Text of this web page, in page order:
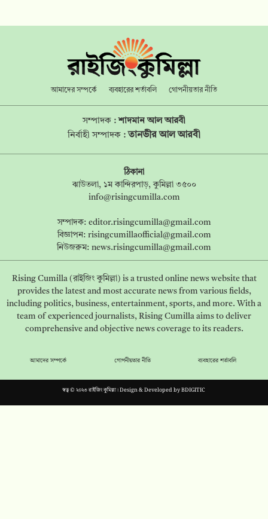
আমাদের সম্পর্কে ব্যবহারের শর্তাবলি গোপনীয়তার নীতি
সম্পাদক :শাদমান আল আরবী
নির্বাহী সম্পাদক :তানভীর আল আরবী
ঠিকানা
ঝাউতলা, ১ম কান্দিরপাড়, কুমিল্লা ৩৫০০
info@risingcumilla.com
সম্পাদক: editor.risingcumilla@gmail.com
বিজ্ঞাপন: risingcumillaofficial@gmail.com
নিউজরুম: news.risingcumilla@gmail.com
Rising Cumilla (রাইজিং কুমিল্লা) is a trusted online news website that
provides the latest and most accurate news from various fields,
including politics, business, entertainment, sports, and more. With a
team of experienced journalists, Rising Cumilla aims to deliver
comprehensive and objective news coverage to its readers.
আমাদের সম্পর্কে গোপনীয়তার নীতি ব্যবহারের শর্তাবলি
স্বত্ব © ২০২৩ রাইজিং কুমিল্লা। Design & Developed byBDIGITIC